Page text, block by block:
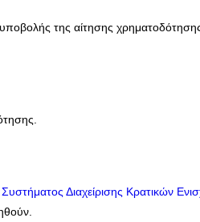
της αίτησης
Διαχείρισης Κρατικών